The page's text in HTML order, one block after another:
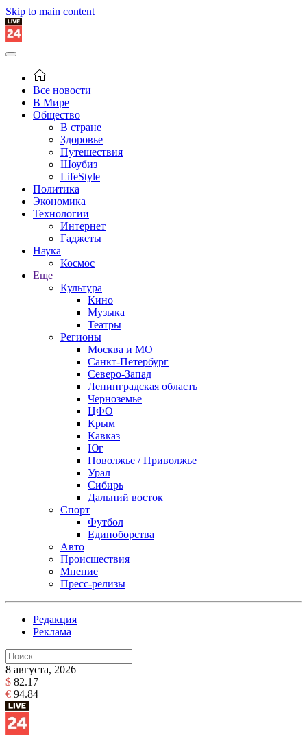
Skip to main content
Все новости
В Мире
Общество
В стране
Здоровье
Путешествия
Шоубиз
LifeStyle
Политика
Экономика
Технологии
Интернет
Гаджеты
Наука
Космос
Еще
Культура
Кино
Музыка
Театры
Регионы
Москва и МО
Санкт-Петербург
Северо-Запад
Ленинградская область
Черноземье
ЦФО
Крым
Кавказ
Юг
Поволжье / Приволжье
Урал
Сибирь
Дальний восток
Спорт
Футбол
Единоборства
Авто
Происшествия
Мнение
Пресс-релизы
Редакция
Реклама
8 августа, 2026
$ 82.17
€ 94.84